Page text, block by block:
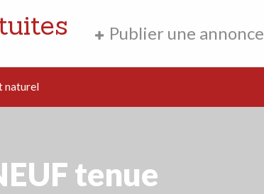
Publier une annonce
naturel
tenue